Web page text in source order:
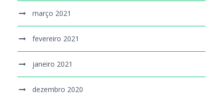
março 2021
fevereiro 2021
janeiro 2021
dezembro 2020